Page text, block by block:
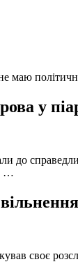
маю
у
до
…
своє